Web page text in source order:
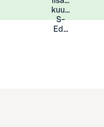
kuukauden
S-
Eduista